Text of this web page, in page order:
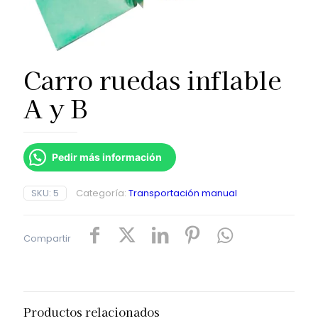
Carro ruedas inflable
A y B
Pedir más información
SKU: 5 Categoría: Transportación manual
Compartir
Productos relacionados